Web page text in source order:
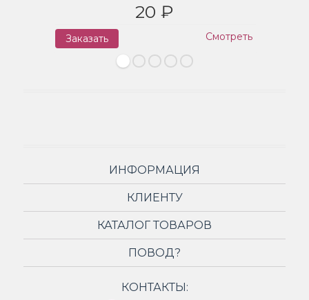
20 ₽
Заказать Смотреть
ИНФОРМАЦИЯ
КЛИЕНТУ
КАТАЛОГ ТОВАРОВ
ПОВОД?
КОНТАКТЫ: